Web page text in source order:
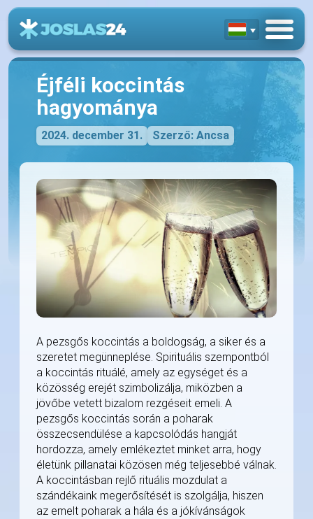
Éjféli koccintás
hagyománya
2024. december 31. Szerző: Ancsa
A pezsgős koccintás a boldogság, a siker és a
szeretet megünneplése. Spirituális szempontból
a koccintás rituálé, amely az egységet és a
közösség erejét szimbolizálja, miközben a
jövőbe vetett bizalom rezgéseit emeli. A
pezsgős koccintás során a poharak
összecsendülése a kapcsolódás hangját
hordozza, amely emlékeztet minket arra, hogy
életünk pillanatai közösen még teljesebbé válnak.
A koccintásban rejlő rituális mozdulat a
szándékaink megerősítését is szolgálja, hiszen
az emelt poharak a hála és a jókívánságok